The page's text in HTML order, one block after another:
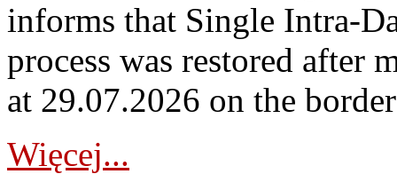
informs that Single Intra-
process was restored after
at 29.07.2026 on the
Więcej...